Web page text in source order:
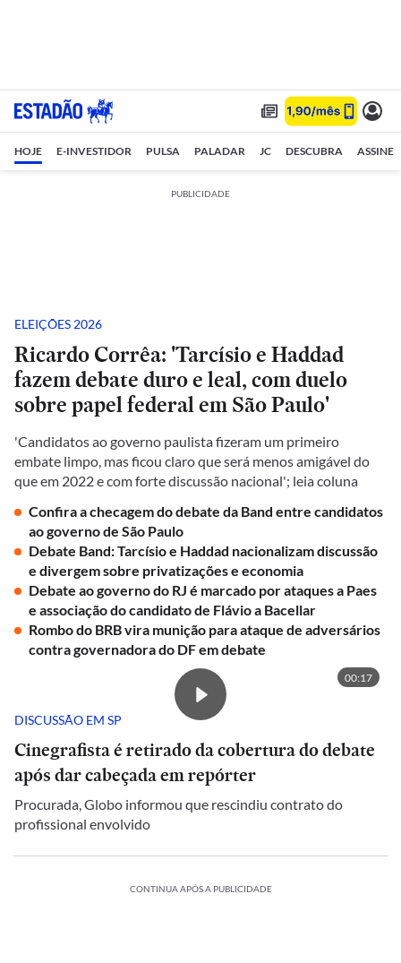
HOJE E-INVESTIDOR PULSA PALADAR JC DESCUBRA ASSINE
PUBLICIDADE
ELEIÇÕES 2026
Ricardo Corrêa: 'Tarcísio e Haddad
fazem debate duro e leal, com duelo
sobre papel federal em São Paulo'
'Candidatos ao governo paulista fizeram um primeiro
embate limpo, mas ficou claro que será menos amigável do
que em 2022 e com forte discussão nacional'; leia coluna
Confira a checagem do debate da Band entre candidatos
ao governo de São Paulo
Debate Band: Tarcísio e Haddad nacionalizam discussão
e divergem sobre privatizações e economia
Debate ao governo do RJ é marcado por ataques a Paes
e associação do candidato de Flávio a Bacellar
Rombo do BRB vira munição para ataque de adversários
contra governadora do DF em debate
00:17
DISCUSSÃO EM SP
Cinegrafista é retirado da cobertura do debate
após dar cabeçada em repórter
Procurada, Globo informou que rescindiu contrato do
profissional envolvido
CONTINUA APÓS A PUBLICIDADE